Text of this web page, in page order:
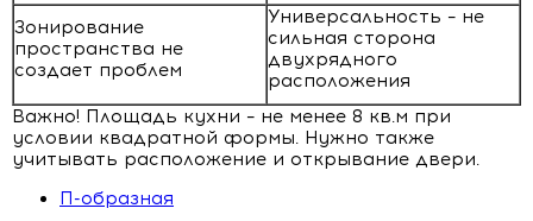
Зонирование
пространства не
создает проблем
Универсальность – не
сильная сторона
двухрядного
расположения
Важно! Площадь кухни – не менее 8 кв.м при
условии квадратной формы. Нужно также
учитывать расположение и открывание двери.
П-образная